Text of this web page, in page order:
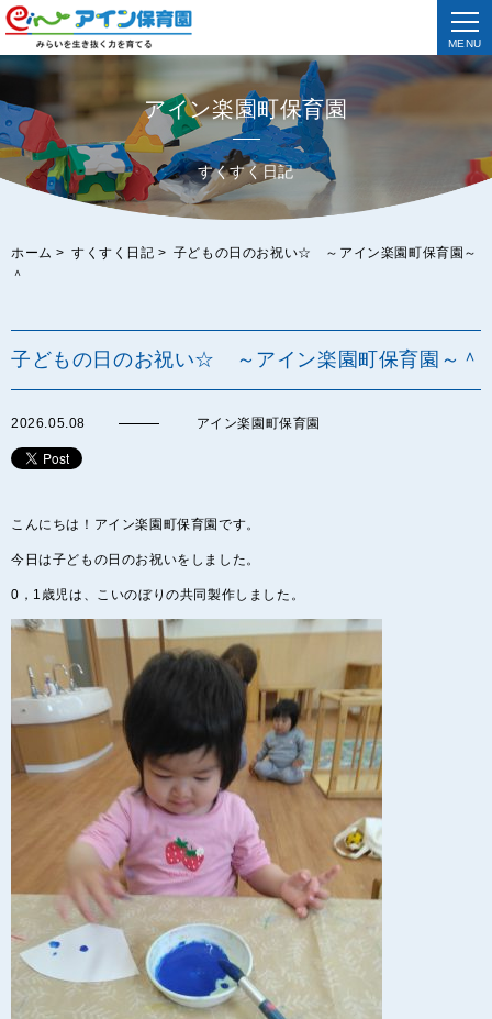
MENU
アイン楽園町保育園
すくすく日記
ホーム > すくすく日記 > 子どもの日のお祝い☆ ～アイン楽園町保育園～
＾
子どもの日のお祝い☆ ～アイン楽園町保育園～＾
2026.05.08 アイン楽園町保育園
こんにちは！アイン楽園町保育園です。
今日は子どもの日のお祝いをしました。
0，1歳児は、こいのぼりの共同製作しました。